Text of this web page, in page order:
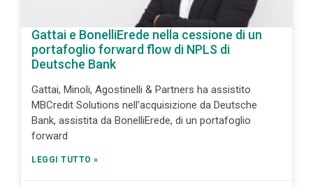
Gattai e BonelliErede nella cessione di un
portafoglio forward flow di NPLS di
Deutsche Bank
Gattai, Minoli, Agostinelli & Partners ha assistito
MBCredit Solutions nell’acquisizione da Deutsche
Bank, assistita da BonelliErede, di un portafoglio
forward
LEGGI TUTTO »